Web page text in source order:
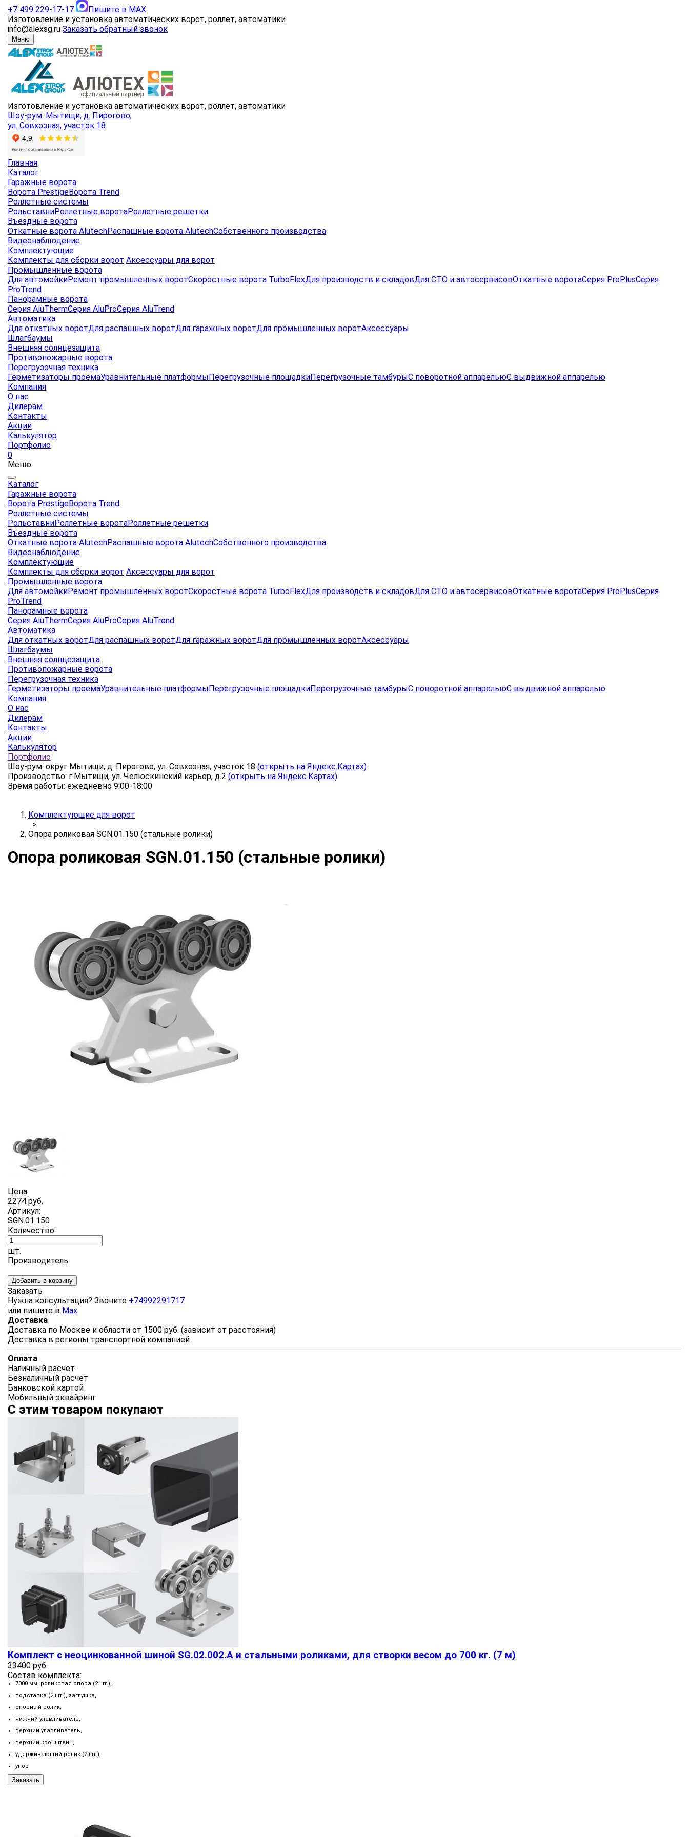
+7 499 229-17-17
Пишите в MAX
Изготовление и установка автоматических ворот, роллет, автоматики
info@alexsg.ru Заказать обратный звонок
Меню
Изготовление и установка автоматических ворот, роллет, автоматики
Шоу-рум: Мытищи, д. Пирогово,
ул. Совхозная, участок 18
Главная
Каталог
Гаражные ворота
Ворота PrestigeВорота Trend
Роллетные системы
РольставниРоллетные воротаРоллетные решетки
Въездные ворота
Откатные ворота AlutechРаспашные ворота AlutechСобственного производства
Видеонаблюдение
Комплектующие
Комплекты для сборки ворот Аксессуары для ворот
Промышленные ворота
Для автомойкиРемонт промышленных воротСкоростные ворота TurboFlexДля производств и складовДля СТО и автосервисовОткатные воротаСерия ProPlusСерия
ProTrend
Панорамные ворота
Серия AluThermСерия AluProСерия AluTrend
Автоматика
Для откатных воротДля распашных воротДля гаражных воротДля промышленных воротАксессуары
Шлагбаумы
Внешняя солнцезащита
Противопожарные ворота
Перегрузочная техника
Герметизаторы проемаУравнительные платформыПерегрузочные площадкиПерегрузочные тамбурыС поворотной аппарельюС выдвижной аппарелью
Компания
О нас
Дилерам
Контакты
Акции
Калькулятор
Портфолио
0
Меню
Каталог
Гаражные ворота
Ворота PrestigeВорота Trend
Роллетные системы
РольставниРоллетные воротаРоллетные решетки
Въездные ворота
Откатные ворота AlutechРаспашные ворота AlutechСобственного производства
Видеонаблюдение
Комплектующие
Комплекты для сборки ворот Аксессуары для ворот
Промышленные ворота
Для автомойкиРемонт промышленных воротСкоростные ворота TurboFlexДля производств и складовДля СТО и автосервисовОткатные воротаСерия ProPlusСерия
ProTrend
Панорамные ворота
Серия AluThermСерия AluProСерия AluTrend
Автоматика
Для откатных воротДля распашных воротДля гаражных воротДля промышленных воротАксессуары
Шлагбаумы
Внешняя солнцезащита
Противопожарные ворота
Перегрузочная техника
Герметизаторы проемаУравнительные платформыПерегрузочные площадкиПерегрузочные тамбурыС поворотной аппарельюС выдвижной аппарелью
Компания
О нас
Дилерам
Контакты
Акции
Калькулятор
Портфолио
Шоу-рум: округ Мытищи, д. Пирогово, ул. Совхозная, участок 18 (открыть на Яндекс.Картах)
Производство: г.Мытищи, ул. Челюскинский карьер, д.2 (открыть на Яндекс.Картах)
Время работы: ежедневно 9:00-18:00
Комплектующие для ворот
>
Опора роликовая SGN.01.150 (стальные ролики)
Опора роликовая SGN.01.150 (стальные ролики)
Цена:
2274 руб.
Артикул:
SGN.01.150
Количество:
шт.
Производитель:
Добавить в корзину
Заказать
Нужна консультация? Звоните +74992291717
или пишите в Max
Доставка
Доставка по Москве и области от 1500 руб. (зависит от расстояния)
Доставка в регионы транспортной компанией
Оплата
Наличный расчет
Безналичный расчет
Банковской картой
Мобильный эквайринг
С этим товаром покупают
Комплект с неоцинкованной шиной SG.02.002.А и стальными роликами, для створки весом до 700 кг. (7 м)
33400 руб.
Состав комплекта:
7000 мм, роликовая опора (2 шт.),
подставка (2 шт.), заглушка,
опорный ролик,
нижний улавливатель,
верхний улавливатель,
верхний кронштейн,
удерживающий ролик (2 шт.),
упор
Заказать